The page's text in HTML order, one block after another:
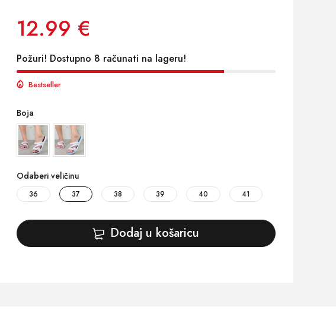
12.99 €
Požuri! Dostupno 8 računati na lageru!
Bestseller
Boja
Odaberi veličinu
36 37 38 39 40 41
Dodaj u košaricu